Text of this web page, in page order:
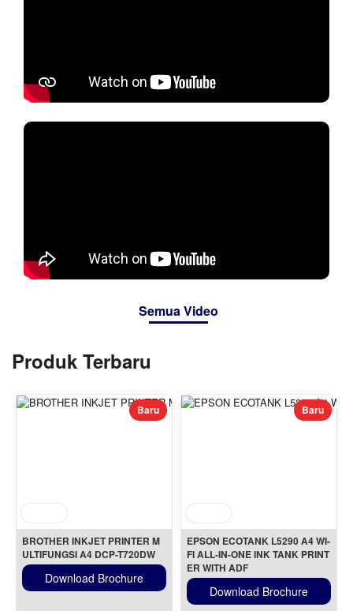
Semua Video
Produk Terbaru
Baru
BROTHER INKJET PRINTER M
ULTIFUNGSI A4 DCP-T720DW
Download Brochure
Baru
EPSON ECOTANK L5290 A4 WI-
FI ALL-IN-ONE INK TANK PRINT
ER WITH ADF
Download Brochure